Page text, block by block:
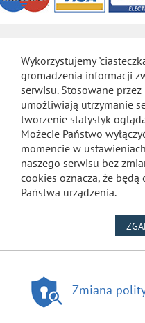
Wykorzystujemy
gromadzenia informacji
serwisu. Stosowane
umożliwiają utrzymanie
tworzenie statystyk
Możecie Państwo
momencie w
naszego serwisu bez
cookies oznacza, że
Państwa urządzenia.
Zmiana